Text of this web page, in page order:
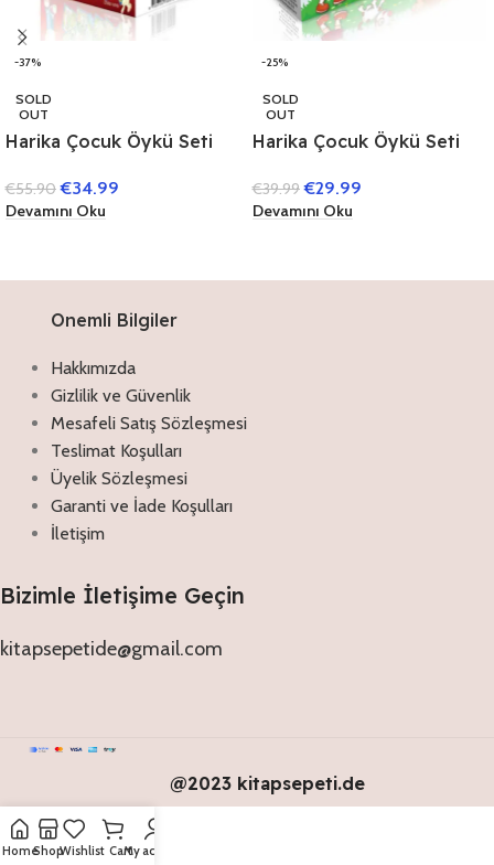
-37%
SOLD
OUT
Harika Çocuk Öykü Seti
€55.90 €34.99
Devamını Oku
-25%
SOLD
OUT
Harika Çocuk Öykü Seti
€39.99 €29.99
Devamını Oku
Onemli Bilgiler
Hakkımızda
Gizlilik ve Güvenlik
Mesafeli Satış Sözleşmesi
Teslimat Koşulları
Üyelik Sözleşmesi
Garanti ve İade Koşulları
İletişim
Bizimle İletişime Geçin
kitapsepetide@gmail.com
@2023 kitapsepeti.de
HomeShopWishlist CartMy account